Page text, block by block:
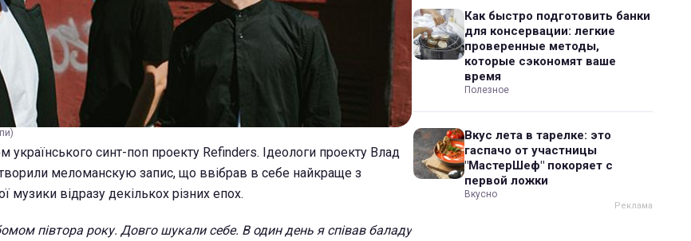
синт-поп проекту Refinders. Ідеологи проекту Влад
меломанскую запис, що ввібрав в себе найкраще з
музики відразу декількох різних епох.
півтора року. Довго шукали себе. В один день я співав баладу
Как быстро подготовить банки
для консервации: легкие
проверенные методы,
которые сэкономят ваше
время
Полезное
Вкус лета в тарелке: это
гаспачо от участницы
"МастерШеф" покоряет с
первой ложки
Вкусно